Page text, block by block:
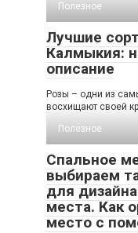
Полезное
Лучшие
Калмыкия:
описание
Розы – одни из
восхищают своей
Полезное
Спальное
выбираем
для
места. Как
место с